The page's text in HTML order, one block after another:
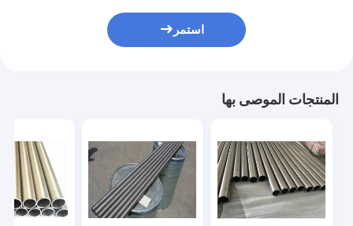
استمر
المنتجات الموصى بها